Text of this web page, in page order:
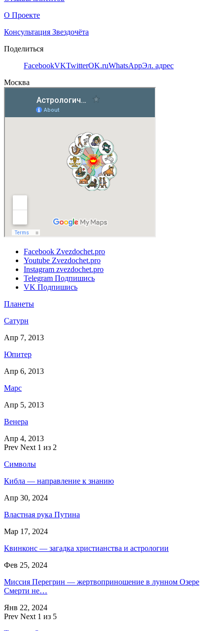
О Проекте
Консультация Звездочёта
Поделиться
FacebookVKTwitterOK.ruWhatsAppЭл. адрес
Москва
Facebook Zvezdochet.pro
Youtube Zvezdochet.pro
Instagram zvezdochet.pro
Telegram Подпишись
VK Подпишись
Планеты
Сатурн
Апр 7, 2013
Юпитер
Апр 6, 2013
Марс
Апр 5, 2013
Венера
Апр 4, 2013
Prev Next 1 из 2
Символы
Кибла — направление к знанию
Апр 30, 2024
Властная рука Путина
Мар 17, 2024
Квинконс — загадка христианства и астрологии
Фев 25, 2024
Миссия Перегрин — жертвоприношение в лунном Озере
Смерти не…
Янв 22, 2024
Prev Next 1 из 5